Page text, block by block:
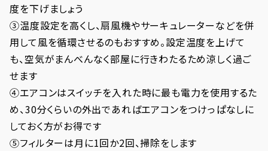
度を下げましょう
③温度設定を高くし、扇風機やサーキュレーターなどを併
用して風を循環させるのもおすすめ。設定温度を上げて
も、空気がまんべんなく部屋に行きわたるため涼しく過ご
せます
④エアコンはスイッチを入れた時に最も電力を使用するた
め、30分くらいの外出であればエアコンをつけっぱなしに
しておく方がお得です
⑤フィルターは月に1回か2回、掃除をします